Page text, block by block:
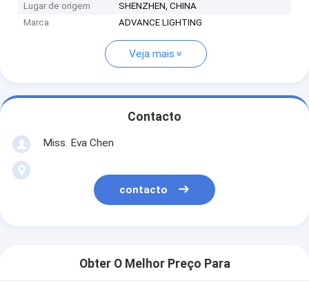
Lugar de origem
SHENZHEN, CHINA
Marca
ADVANCE LIGHTING
Veja mais
Contacto
Miss. Eva Chen
contacto
Obter O Melhor Preço Para